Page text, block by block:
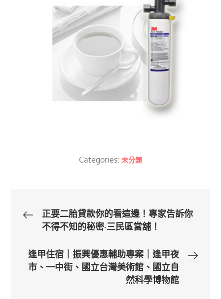
Categories: 未分類
文
導
正要二胎貸款你的看這邊！專家告訴你
不得不知的秘密-三民區當舖！
逢甲住宿｜振興優惠輔助專案｜逢甲夜
市、一中街、國立台灣美術館、國立自
然科學博物館